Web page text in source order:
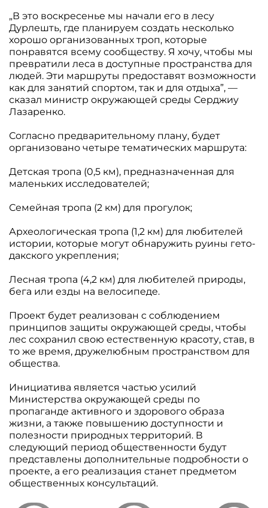
„В это воскресенье мы начали его в лесу
Дурлешть, где планируем создать несколько
хорошо организованных троп, которые
понравятся всему сообществу. Я хочу, чтобы мы
превратили леса в доступные пространства для
людей. Эти маршруты предоставят возможности
как для занятий спортом, так и для отдыха”, —
сказал министр окружающей среды Серджиу
Лазаренко.
Согласно предварительному плану, будет
организовано четыре тематических маршрута:
Детская тропа (0,5 км), предназначенная для
маленьких исследователей;
Семейная тропа (2 км) для прогулок;
Археологическая тропа (1,2 км) для любителей
истории, которые могут обнаружить руины гето-
дакского укрепления;
Лесная тропа (4,2 км) для любителей природы,
бега или езды на велосипеде.
Проект будет реализован с соблюдением
принципов защиты окружающей среды, чтобы
лес сохранил свою естественную красоту, став, в
то же время, дружелюбным пространством для
общества.
Инициатива является частью усилий
Министерства окружающей среды по
пропаганде активного и здорового образа
жизни, а также повышению доступности и
полезности природных территорий. В
следующий период общественности будут
представлены дополнительные подробности о
проекте, а его реализация станет предметом
общественных консультаций.